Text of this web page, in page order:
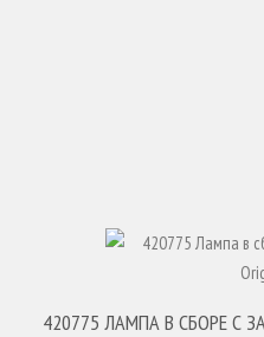
420775 ЛАМПА В СБОРЕ С